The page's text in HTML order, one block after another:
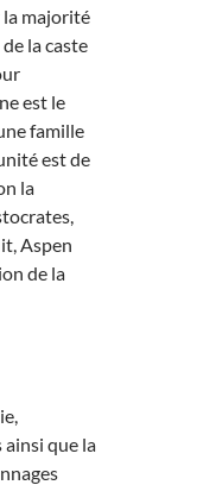
la majorité
la caste
est le
famille
est de
la
Aspen
de la
que la